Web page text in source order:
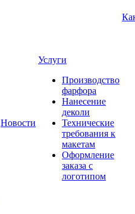
Новости
Услуги
Производство
фарфора
Нанесение
деколи
Технические
требования к
макетам
Оформление
заказа с
логотипом